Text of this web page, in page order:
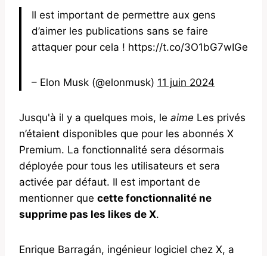
Il est important de permettre aux gens
d’aimer les publications sans se faire
attaquer pour cela ! https://t.co/3O1bG7wIGe
– Elon Musk (@elonmusk) 11 juin 2024
Jusqu'à il y a quelques mois, le aime Les privés
n’étaient disponibles que pour les abonnés X
Premium. La fonctionnalité sera désormais
déployée pour tous les utilisateurs et sera
activée par défaut. Il est important de
mentionner que cette fonctionnalité ne
supprime pas les likes de X.
Enrique Barragán, ingénieur logiciel chez X, a